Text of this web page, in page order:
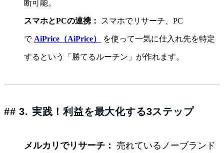
断可能。
スマホとPCの連携： スマホでリサーチ、PC
で AiPrice（AiPrice） を使って一気に仕入れ先を特定
するという「勝てるルーチン」が作れます。
## 3. 実践！利益を最大化する3ステップ
メルカリでリサーチ： 売れているノーブランド